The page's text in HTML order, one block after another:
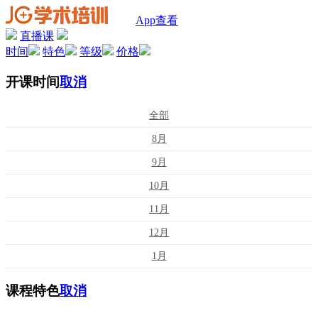
App查看
直播课
时间
特色 等级 价格
开课时间取消
全部
8月
9月
10月
11月
12月
1月
课程特色取消